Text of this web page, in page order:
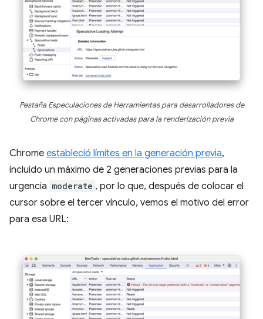
Pestaña Especulaciones de Herramientas para desarrolladores de
Chrome con páginas activadas para la renderización previa
Chrome estableció límites en la generación previa,
incluido un máximo de 2 generaciones previas para la
urgencia moderate , por lo que, después de colocar el
cursor sobre el tercer vínculo, vemos el motivo del error
para esa URL: